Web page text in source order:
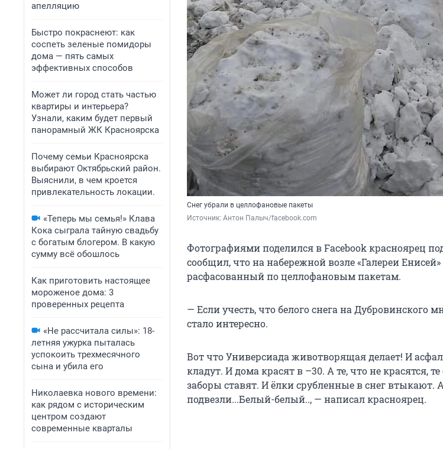
апелляцию
Быстро покраснеют: как
соспеть зеленые помидоры
дома — пять самых
эффективных способов
Может ли город стать частью
квартиры и интерьера?
Узнали, каким будет первый
панорамный ЖК Красноярска
Почему семьи Красноярска
выбирают Октябрьский район.
Выяснили, в чем кроется
привлекательность локации.
«Теперь мы семья!» Клава
Кока сыграла тайную свадьбу
с богатым блогером. В какую
сумму всё обошлось
Как приготовить настоящее
мороженое дома: 3
проверенных рецепта
«Не рассчитала силы»: 18-
летняя ужурка пыталась
успокоить трехмесячного
сына и убила его
Николаевка нового времени:
как рядом с историческим
центром создают
современные кварталы
Снег убрали в целлофановые пакеты
Источник: Антон Палыч/facebook.com
Фотографиями поделился в Facebook красноярец
сообщил, что на набережной возле «Галереи
расфасованный по целлофановым пакетам.
— Если учесть, что белого снега на Дубровинского
стало интересно.
Вот что Универсиада животворящая делает! И
кладут. И дома красят в –30. А те, что не красятся,
заборы ставят. И ёлки срубленные в снег втыкают.
подвезли...Белый-белый.., — написал красноярец.